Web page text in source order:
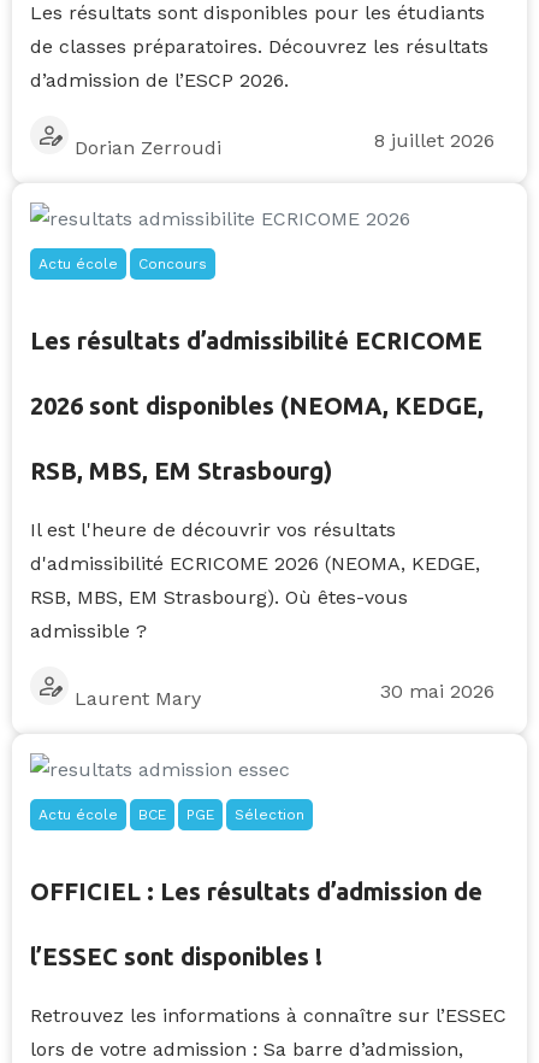
Les résultats sont disponibles pour les étudiants
de classes préparatoires. Découvrez les résultats
d’admission de l’ESCP 2026.
Dorian Zerroudi 8 juillet 2026
Actu école Concours
Les résultats d’admissibilité ECRICOME
2026 sont disponibles (NEOMA, KEDGE,
RSB, MBS, EM Strasbourg)
Il est l'heure de découvrir vos résultats
d'admissibilité ECRICOME 2026 (NEOMA, KEDGE,
RSB, MBS, EM Strasbourg). Où êtes-vous
admissible ?
Laurent Mary 30 mai 2026
Actu école BCE PGE Sélection
OFFICIEL : Les résultats d’admission de
l’ESSEC sont disponibles !
Retrouvez les informations à connaître sur l’ESSEC
lors de votre admission : Sa barre d’admission,